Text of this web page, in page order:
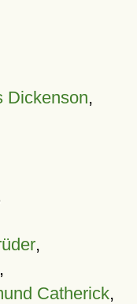
Dickenson,
,
,
Catherick,